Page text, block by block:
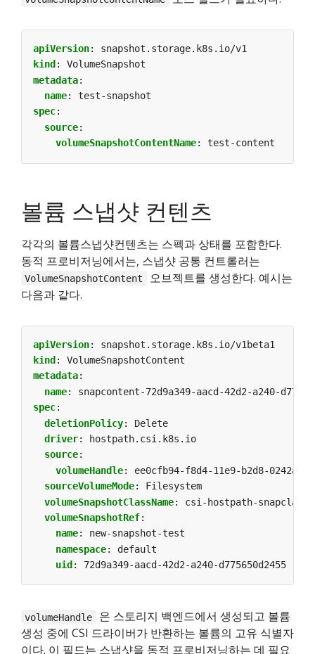
apiVersion:
snapshot.storage.k8s.io/v1
kind :
VolumeSnapshot
metadata:
name:
test-snapshot
spec:
source:
volumeSnapshotContentName: test-content
볼륨 스냅샷 컨텐츠
각각의 볼륨스냅샷컨텐츠는 스펙과 상태를 포함한다.
동적 프로비저닝에서는, 스냅샷 공통 컨트롤러는
VolumeSnapshotContent
오브젝트를 생성한다. 예시는
다음과 같다.
apiVersion:
snapshot.storage.k8s.io/v1beta1
kind :
VolumeSnapshotContent
metadata:
name:
snapcontent-72d9a349-aacd-42d2-a240-
spec:
deletionPolicy:
Delete
driver:
hostpath.csi.k8s.io
source:
volumeHandle:
ee0cfb94-f8d4-11e9-b2d8-
sourceVolumeMode:
Filesystem
volumeSnapshotClassName:
csi-hostpath-snapclass
volumeSnapshotRef:
name:
new-snapshot-test
namespace:
default
uid : 72d9a349-aacd-42d2-a240-d775650d2455
volumeHandle
은 스토리지 백엔드에서 생성되고 볼륨
생성 중에 CSI 드라이버가 반환하는 볼륨의 고유 식별자
이다. 이 필드는 스냅샷을 동적 프로비저닝하는 데 필요